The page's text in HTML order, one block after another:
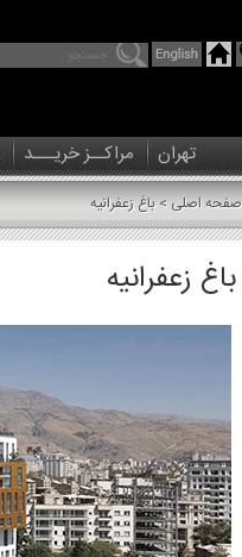
تهران مراکــز خریـــد
صفحه اصلی> باغ زعفرانیه
باغ زعفرانیه